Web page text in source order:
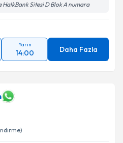
HalkBank Sitesi D Blok A numara
Yarın
14:00 Daha Fazla